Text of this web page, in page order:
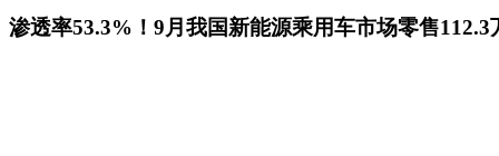
渗透率53.3%！9月我国新能源乘用车市场零售112.3